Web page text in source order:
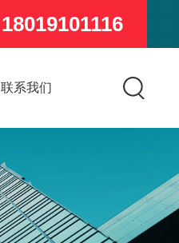
18019101116
联系我们